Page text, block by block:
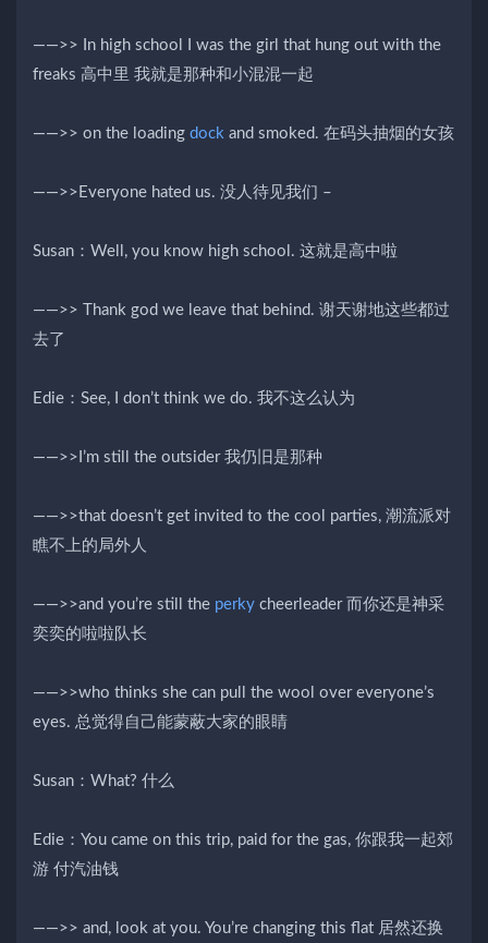
——>> In high school I was the girl that hung out with the
freaks 高中里 我就是那种和小混混一起
——>> on the loading dock and smoked. 在码头抽烟的女孩
——>>Everyone hated us. 没人待见我们 –
Susan：Well, you know high school. 这就是高中啦
——>> Thank god we leave that behind. 谢天谢地这些都过
去了
Edie：See, I don’t think we do. 我不这么认为
——>>I’m still the outsider 我仍旧是那种
——>>that doesn’t get invited to the cool parties, 潮流派对
瞧不上的局外人
——>>and you’re still the perky cheerleader 而你还是神采
奕奕的啦啦队长
——>>who thinks she can pull the wool over everyone’s
eyes. 总觉得自己能蒙蔽大家的眼睛
Susan：What? 什么
Edie：You came on this trip, paid for the gas, 你跟我一起郊
游 付汽油钱
——>> and, look at you. You’re changing this flat 居然还换